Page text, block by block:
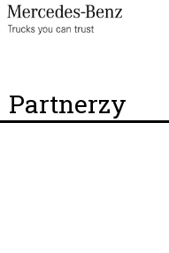
Partnerzy